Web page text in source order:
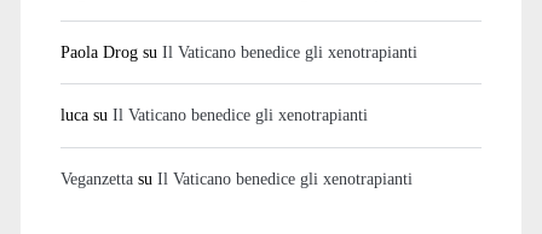
Paola Drogsu Il Vaticano benedice gli xenotrapianti
lucasu Il Vaticano benedice gli xenotrapianti
Veganzettasu Il Vaticano benedice gli xenotrapianti